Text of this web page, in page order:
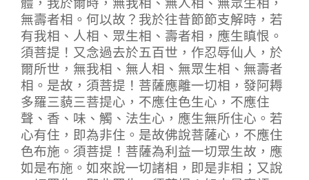
無壽者相。何以故？我於往昔節節支解時，若
有我相、人相、眾生相、壽者相，應生瞋恨。
須菩提！又念過去於五百世，作忍辱仙人，於
爾所世，無我相、無人相、無眾生相、無壽者
相。是故，須菩提！菩薩應離一切相，發阿耨
多羅三藐三菩提心，不應住色生心，不應住
聲、香、味、觸、法生心，應生無所住心。若
心有住，即為非住。是故佛說菩薩心，不應住
色布施。須菩提！菩薩為利益一切眾生故，應
如是布施。如來說一切諸相，即是非相；又說